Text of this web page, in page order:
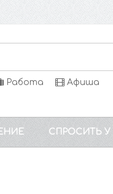
Работа Афиша
СПРОСИТЬ У